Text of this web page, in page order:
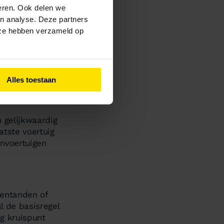
Ook delen we
analyse. Deze partners
hebben verzameld op
Alles toestaan
?
ook
Dit is
1990 (RVV
gelijkwaardig
voertuig
of
de basisregel
kruispunt